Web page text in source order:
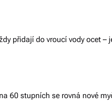
přidají do vroucí vody ocet –
60 stupních se rovná nové